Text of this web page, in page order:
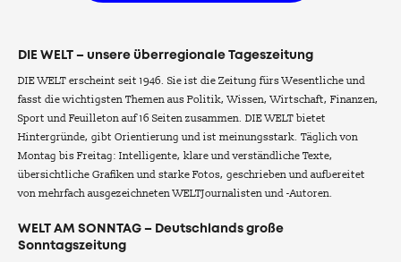
DIE WELT – unsere überregionale Tageszeitung
DIE WELT erscheint seit 1946. Sie ist die Zeitung fürs Wesentliche und
fasst die wichtigsten Themen aus Politik, Wissen, Wirtschaft, Finanzen,
Sport und Feuilleton auf 16 Seiten zusammen. DIE WELT bietet
Hintergründe, gibt Orientierung und ist meinungsstark. Täglich von
Montag bis Freitag: Intelligente, klare und verständliche Texte,
übersichtliche Grafiken und starke Fotos, geschrieben und aufbereitet
von mehrfach ausgezeichneten WELTJournalisten und -Autoren.
WELT AM SONNTAG – Deutschlands große
Sonntagszeitung